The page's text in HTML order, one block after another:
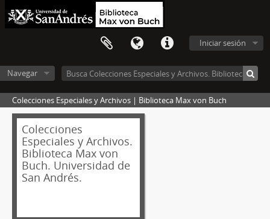
Iniciar sesión
Navegar
Colecciones Especiales y Archivos | Biblioteca Max von Buch
Colecciones
Especiales y Archivos.
Biblioteca Max von
Buch. Universidad de
San Andrés.